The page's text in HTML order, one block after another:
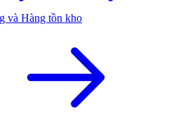
và Hàng tồn kho